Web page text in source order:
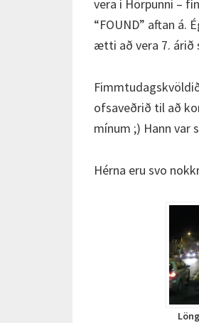
vera í Hörpunni –
“FOUND” aftan á.
ætti að vera 7. árið
ofsaveðrið til að
mínum ;) Hann var
Hérna eru svo